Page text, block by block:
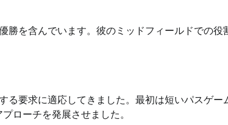
勝を含んでいます。彼のミッドフィールドでの役
る要求に適応してきました。最初は短いパスゲー
ローチを発展させました。